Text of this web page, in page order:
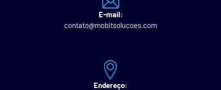
E-mail:
contato@mobitsolucoes.com
Endereço: